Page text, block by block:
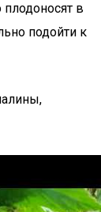
в
подойти к